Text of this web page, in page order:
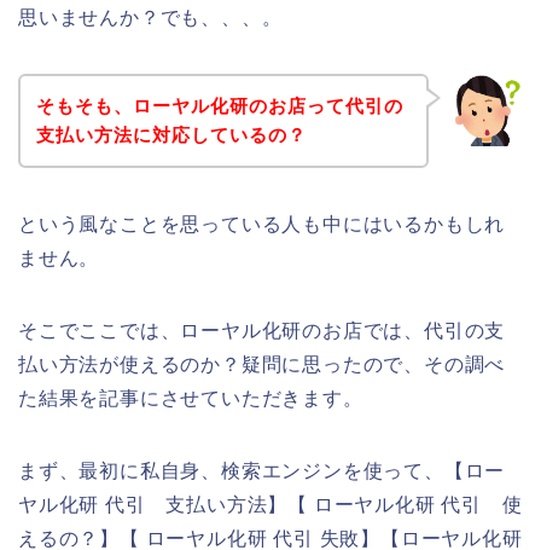
思いませんか？でも、、、。
そもそも、ローヤル化研のお店って代引の
支払い方法に対応しているの？
という風なことを思っている人も中にはいるかもしれ
ません。
そこでここでは、ローヤル化研のお店では、代引の支
払い方法が使えるのか？疑問に思ったので、その調べ
た結果を記事にさせていただきます。
まず、最初に私自身、検索エンジンを使って、【ロー
ヤル化研 代引 支払い方法】【 ローヤル化研 代引 使
えるの？】【 ローヤル化研 代引 失敗】【ローヤル化研